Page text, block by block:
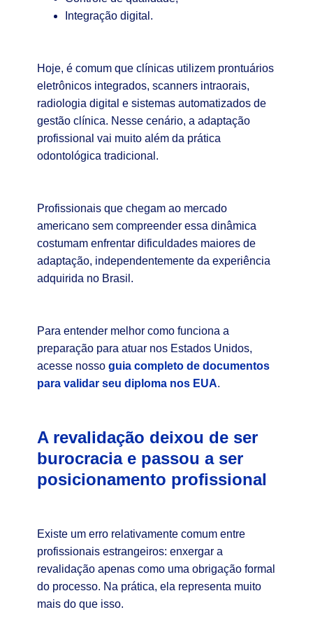
Integração digital.
Hoje, é comum que clínicas utilizem prontuários
eletrônicos integrados, scanners intraorais,
radiologia digital e sistemas automatizados de
gestão clínica. Nesse cenário, a adaptação
profissional vai muito além da prática
odontológica tradicional.
Profissionais que chegam ao mercado
americano sem compreender essa dinâmica
costumam enfrentar dificuldades maiores de
adaptação, independentemente da experiência
adquirida no Brasil.
Para entender melhor como funciona a
preparação para atuar nos Estados Unidos,
acesse nosso guia completo de documentos
para validar seu diploma nos EUA.
A revalidação deixou de ser
burocracia e passou a ser
posicionamento profissional
Existe um erro relativamente comum entre
profissionais estrangeiros: enxergar a
revalidação apenas como uma obrigação formal
do processo. Na prática, ela representa muito
mais do que isso.